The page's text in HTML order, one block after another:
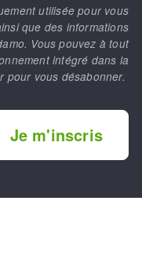
utilisée pour vous
que des informations
Vous pouvez à tout
intégré dans la
pour vous désabonner.
Je m'inscris